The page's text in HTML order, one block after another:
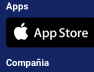
Apps
Compañia